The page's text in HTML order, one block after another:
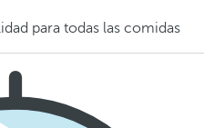
para todas las comidas